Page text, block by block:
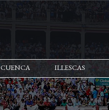
CUENCA ILLESCAS